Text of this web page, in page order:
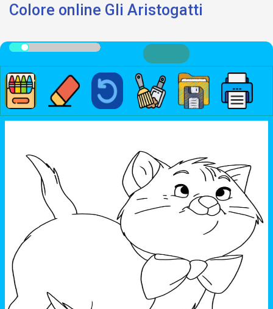
Colore online Gli Aristogatti